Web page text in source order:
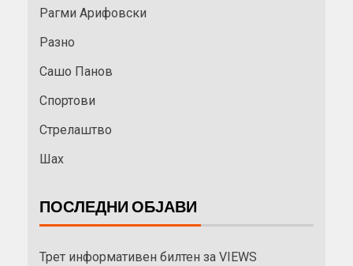
Рагми Арифовски
Разно
Сашо Панов
Спортови
Стрелаштво
Шах
ПОСЛЕДНИ ОБЈАВИ
Трет информативен билтен за VIEWS